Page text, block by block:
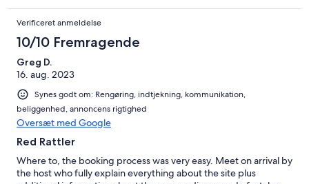
company. Would definitely return!
Verificeret anmeldelse
10/10 Fremragende
Greg D.
16. aug. 2023
Synes godt om: Rengøring, indtjekning, kommunikation,
beliggenhed, annoncens rigtighed
Oversæt med Google
Red Rattler
Where to, the booking process was very easy. Meet on arrival by
the host who fully explain everything about the site plus